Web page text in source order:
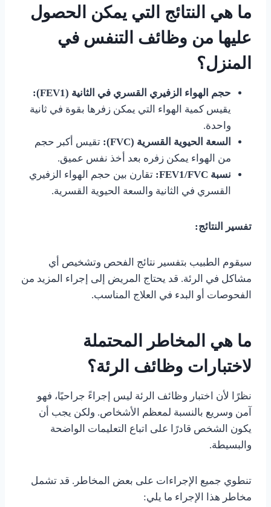
ما هي النتائج التي يمكن الحصول
عليها من وظائف التنفس في
المنزل؟
حجم الهواء الزفيري القسري في الثانية (FEV1):
يقيس كمية الهواء التي يمكن زفرها بقوة في ثانية
واحدة.
السعة الحيوية القسرية (FVC):
تقيس أكبر حجم
من الهواء يمكن زفره بعد أخذ نفس عميق.
نسبة FEV1/FVC:
تقارن بين حجم الهواء الزفيري
القسري في الثانية والسعة الحيوية القسرية.
تفسير النتائج:
سيقوم الطبيب بتفسير نتائج الفحص وتشخيص أي
مشاكل في الرئة. قد يحتاج المريض إلى إجراء المزيد من
الفحوصات أو البدء في العلاج المناسب.
ما هي المخاطر المحتملة
لاختبارات وظائف الرئة؟
نظرًا لأن اختبار وظائف الرئة ليس إجراءً جراحيًا، فهو
آمن وسريع بالنسبة لمعظم الأشخاص. ولكن يجب أن
يكون الشخص قادرًا على اتباع التعليمات الواضحة
والبسيطة.
تنطوي جميع الإجراءات على بعض المخاطر. قد تشمل
مخاطر هذا الإجراء ما يلي: